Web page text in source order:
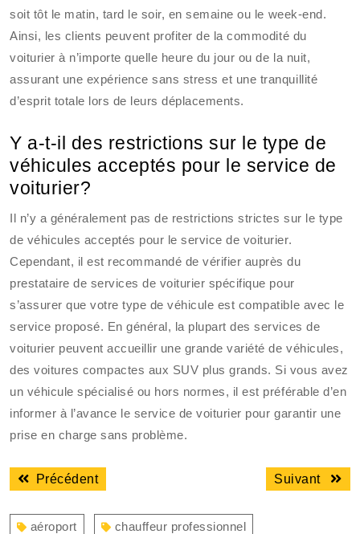
soit tôt le matin, tard le soir, en semaine ou le week-end.
Ainsi, les clients peuvent profiter de la commodité du
voiturier à n’importe quelle heure du jour ou de la nuit,
assurant une expérience sans stress et une tranquillité
d’esprit totale lors de leurs déplacements.
Y a-t-il des restrictions sur le type de
véhicules acceptés pour le service de
voiturier?
Il n’y a généralement pas de restrictions strictes sur le type
de véhicules acceptés pour le service de voiturier.
Cependant, il est recommandé de vérifier auprès du
prestataire de services de voiturier spécifique pour
s’assurer que votre type de véhicule est compatible avec le
service proposé. En général, la plupart des services de
voiturier peuvent accueillir une grande variété de véhicules,
des voitures compactes aux SUV plus grands. Si vous avez
un véhicule spécialisé ou hors normes, il est préférable d’en
informer à l’avance le service de voiturier pour garantir une
prise en charge sans problème.
Navigation
de
l’article
PrécédentArticle
:
Suivant
aéroport chauffeur professionnel